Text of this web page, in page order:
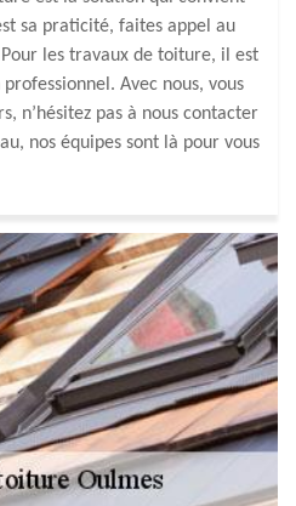
sa praticité, faites appel au
les travaux de toiture, il est
Avec nous, vous
n’hésitez pas à nous contacter
nos équipes sont là pour vous